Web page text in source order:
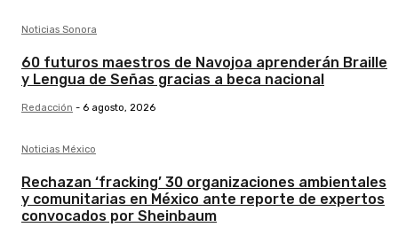
Noticias Sonora
60 futuros maestros de Navojoa aprenderán Braille
y Lengua de Señas gracias a beca nacional
Redacción - 6 agosto, 2026
Noticias México
Rechazan ‘fracking’ 30 organizaciones ambientales
y comunitarias en México ante reporte de expertos
convocados por Sheinbaum